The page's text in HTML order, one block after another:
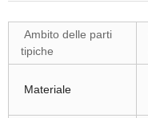
Ambito delle parti
tipiche
Materiale